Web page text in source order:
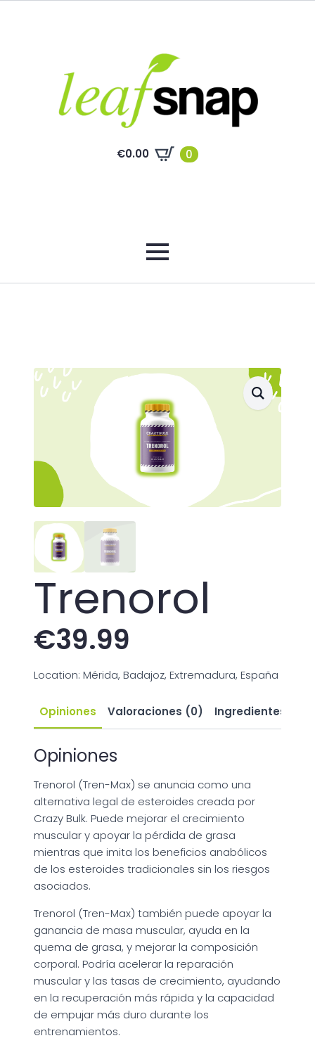
€0.00 0
Trenorol
€39.99
Location: Mérida, Badajoz, Extremadura, España
Opiniones Valoraciones (0) Ingredientes
Opiniones
Trenorol (Tren-Max) se anuncia como una
alternativa legal de esteroides creada por
Crazy Bulk. Puede mejorar el crecimiento
muscular y apoyar la pérdida de grasa
mientras que imita los beneficios anabólicos
de los esteroides tradicionales sin los riesgos
asociados.
Trenorol (Tren-Max) también puede apoyar la
ganancia de masa muscular, ayuda en la
quema de grasa, y mejorar la composición
corporal. Podría acelerar la reparación
muscular y las tasas de crecimiento, ayudando
en la recuperación más rápida y la capacidad
de empujar más duro durante los
entrenamientos.